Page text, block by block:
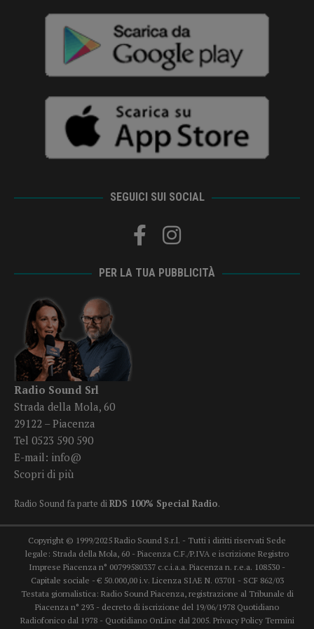
SEGUICI SUI SOCIAL
PER LA TUA PUBBLICITÀ
Radio Sound Srl
Strada della Mola, 60
29122 – Piacenza
Tel 0523 590 590
E-mail: info@
Scopri di più
Radio Sound fa parte diRDS 100% Special Radio.
Copyright © 1999/2025 Radio Sound S.r.l. - Tutti i diritti riservati Sede
legale: Strada della Mola, 60 - Piacenza C.F./P.IVA e iscrizione Registro
Imprese Piacenza n° 00799580337 c.c.i.a.a. Piacenza n. r.e.a. 108530 -
Capitale sociale - € 50.000,00 i.v. Licenza SIAE N. 03701 - SCF 862/03
Testata giornalistica: Radio Sound Piacenza, registrazione al Tribunale di
Piacenza n° 293 - decreto di iscrizione del 19/06/1978 Quotidiano
Radiofonico dal 1978 - Quotidiano OnLine dal 2005. Privacy Policy Termini